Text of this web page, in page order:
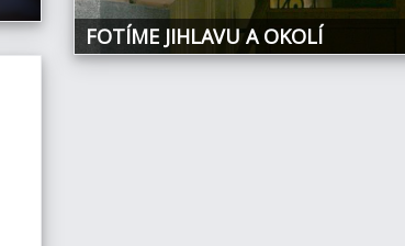
FOTÍME JIHLAVU A OKOLÍ